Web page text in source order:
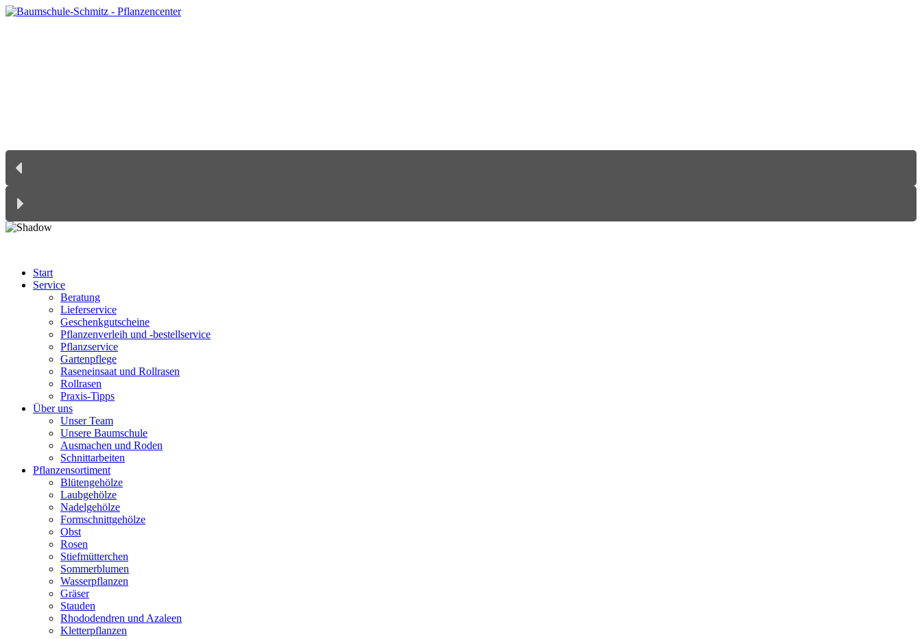
Start
Service
Beratung
Lieferservice
Geschenkgutscheine
Pflanzenverleih und -bestellservice
Pflanzservice
Gartenpflege
Raseneinsaat und Rollrasen
Rollrasen
Praxis-Tipps
Über uns
Unser Team
Unsere Baumschule
Ausmachen und Roden
Schnittarbeiten
Pflanzensortiment
Blütengehölze
Laubgehölze
Nadelgehölze
Formschnittgehölze
Obst
Rosen
Stiefmütterchen
Sommerblumen
Wasserpflanzen
Gräser
Stauden
Rhododendren und Azaleen
Kletterpflanzen